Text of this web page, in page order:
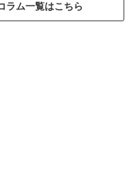
ラム一覧はこちら